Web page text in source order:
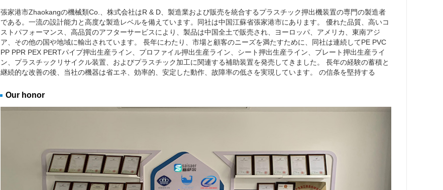
張家港市Zhaokangの機械類Co.、株式会社はR & D、製造業および販売を統合するプラスチック押出機装置の専門の製造者
である。一流の設計能力と高度な製造レベルを備えています。同社は中国江蘇省張家港市にあります。 優れた品質、高いコ
ストパフォーマンス、高品質のアフターサービスにより、製品は中国全土で販売され、ヨーロッパ、アメリカ、東南アジ
ア、その他の国や地域に輸出されています。 長年にわたり、市場と顧客のニーズを満たすために、同社は連続してPE PVC
PP PPR PEX PERTパイプ押出生産ライン、プロファイル押出生産ライン、シート押出生産ライン、プレート押出生産ライ
ン、プラスチックリサイクル装置、およびプラスチック加工に関連する補助装置を発売してきました。 長年の経験の蓄積と
継続的な改善の後、当社の機器は省エネ、効率的、安定した動作、故障率の低さを実現しています。 の信条を堅持する
Our honor